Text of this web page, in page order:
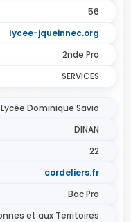
56
lycee-jqueinnec.org
2nde Pro
SERVICES
Lycée Dominique Savio
DINAN
22
cordeliers.fr
Bac Pro
et aux Territoires